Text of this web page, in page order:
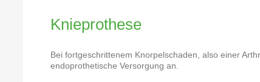
Knieprothese
Bei fortgeschrittenem Knorpelschaden, also einer
endoprothetische Versorgung an.